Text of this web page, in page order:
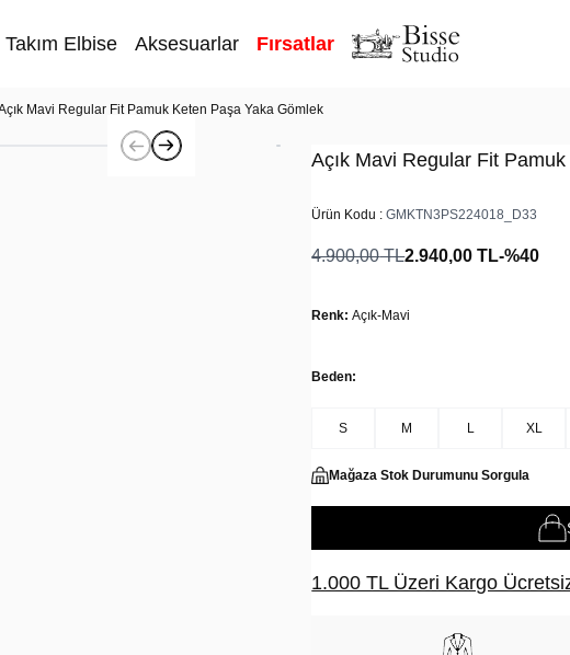
Takım Elbise Aksesuarlar Fırsatlar
Mavi Regular Fit Pamuk Keten Paşa Yaka Gömlek
Açık Mavi Regular Fit
Ürün Kodu :GMKTN3PS224018_D33
4.900,00TL2.940,00 TL-%40
Renk:Açık-Mavi
Beden:
S M L XL
Mağaza Stok Durumunu Sorgula
1.000 TL Üzeri Kargo